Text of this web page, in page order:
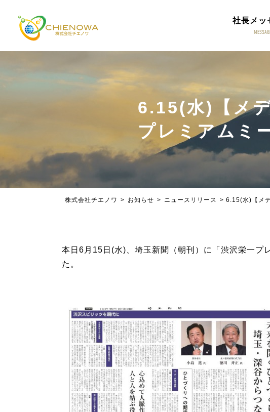
社長メッ
6.15(水)【メ
プレミアムミ
株式会社チエノワ > お知らせ > ニュースリリース > 6.15(水)【メ
本日6月15日(水)、埼玉新聞（朝刊）に「渋沢栄一プ
た。